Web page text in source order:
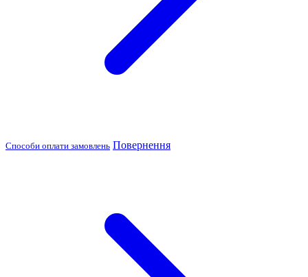
Способи оплати замовлень Повернення